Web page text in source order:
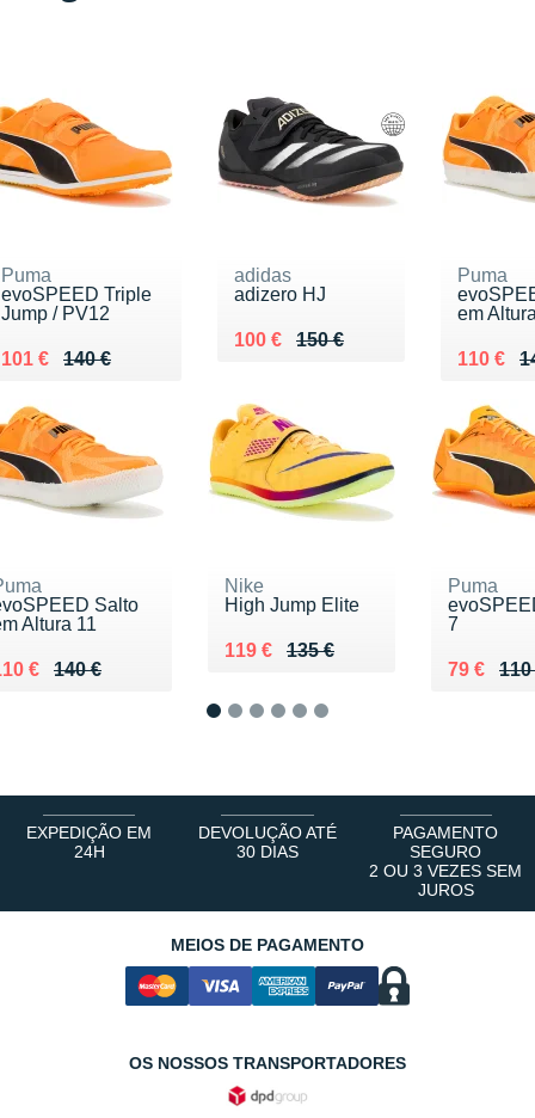
Puma
evoSPEED Triple
Jump / PV12
140 €
Au lieu de 140 €
101 €
Vendu 101 €
adidas
adizero HJ
150 €
Au lieu de 150 €
100 €
Vendu 100 €
Puma
em
Au lieu
110 €
Vendu
Salto
Altura 11
140 €
lieu de 140 €
€ 110 €
Nike
High Jump Elite
135 €
Au lieu de 135 €
119 €
Vendu 119 €
Puma
7
110
Au lieu
79 €
Vendu 79
EXPEDIÇÃO EM
24H
DEVOLUÇÃO ATÉ
30 DIAS
PAGAMENTO
SEGURO
2 OU 3 VEZES SEM
JUROS
MEIOS DE PAGAMENTO
OS NOSSOS TRANSPORTADORES